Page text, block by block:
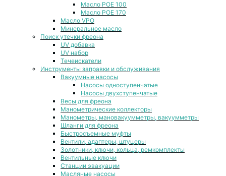
Масло POE 100
Масло POE 170
Масло VPO
Минеральное масло
Поиск утечки фреона
UV добавка
UV набор
Течеискатели
Инструменты заправки и обслуживания
Вакуумные насосы
Насосы одноступенчатые
Насосы двухступенчатые
Весы для фреона
Манометрические коллекторы
Манометры, мановакуумметры, вакуумметры
Шланги для фреона
Быстросъемные муфты
Вентили, адаптеры, штуцеры
Золотники, ключи, кольца, ремкомплекты
Вентильные ключи
Станции эвакуации
Масляные насосы